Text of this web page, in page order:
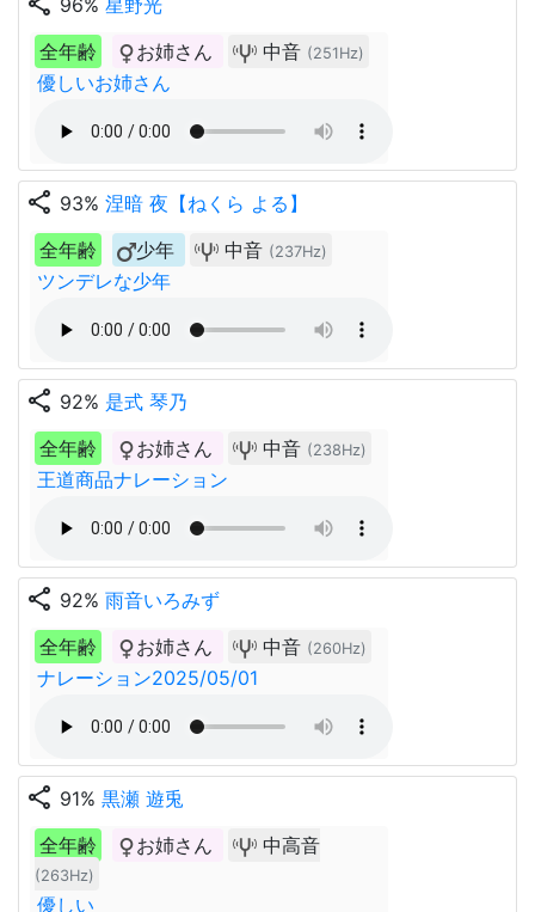
96% 星野光
全年齢
お姉さん 中音 (251Hz)
優しいお姉さん
share 93% 涅暗 夜【ねくら よる】
全年齢
少年 中音 (237Hz)
ツンデレな少年
share 92% 是式 琴乃
全年齢
お姉さん 中音 (238Hz)
王道商品ナレーション
share 92% 雨音いろみず
全年齢
お姉さん 中音 (260Hz)
ナレーション2025/05/01
share 91% 黒瀬 遊兎
全年齢
お姉さん 中高音
(263Hz)
優しい